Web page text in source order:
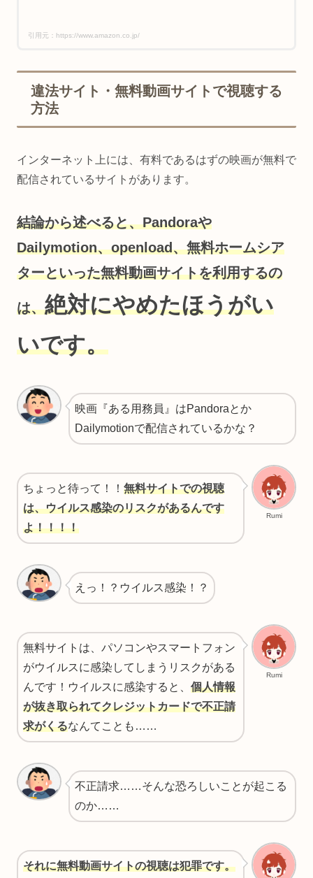
引用元：https://www.amazon.co.jp/
違法サイト・無料動画サイトで視聴する
方法
インターネット上には、有料であるはずの映画が無料で
配信されているサイトがあります。
結論から述べると、Pandoraや
Dailymotion、openload、無料ホームシア
ターといった無料動画サイトを利用するの
は、絶対にやめたほうがい
いです。
映画『ある用務員』はPandoraとか
Dailymotionで配信されているかな？
Rumi
ちょっと待って！！ 無料サイトでの視聴
は、ウイルス感染のリスクがあるんです
よ！！！！
えっ！？ウイルス感染！？
Rumi
無料サイトは、パソコンやスマートフォン
がウイルスに感染してしまうリスクがある
んです！ウイルスに感染すると、 個人情報
が抜き取られてクレジットカードで不正請
求がくるなんてことも……
不正請求……そんな恐ろしいことが起こる
のか……
それに無料動画サイトの視聴は犯罪です。